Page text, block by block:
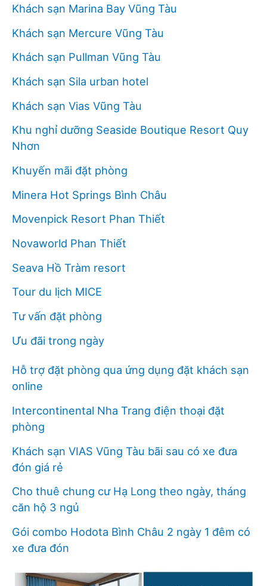
Khách sạn Marina Bay Vũng Tàu
Khách sạn Mercure Vũng Tàu
Khách sạn Pullman Vũng Tàu
Khách sạn Sila urban hotel
Khách sạn Vias Vũng Tàu
Khu nghỉ dưỡng Seaside Boutique Resort Quy
Nhơn
Khuyến mãi đặt phòng
Minera Hot Springs Bình Châu
Movenpick Resort Phan Thiết
Novaworld Phan Thiết
Seava Hồ Tràm resort
Tour du lịch MICE
Tư vấn đặt phòng
Ưu đãi trong ngày
Hỗ trợ đặt phòng qua ứng dụng đặt khách sạn
online
Intercontinental Nha Trang điện thoại đặt
phòng
Khách sạn VIAS Vũng Tàu bãi sau có xe đưa
đón giá rẻ
Cho thuê chung cư Hạ Long theo ngày, tháng
căn hộ 3 ngủ
Gói combo Hodota Bình Châu 2 ngày 1 đêm có
xe đưa đón